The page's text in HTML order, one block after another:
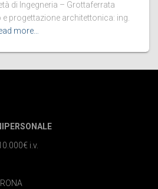
di Ingegneria – Grottaferrata
progettazione architettonica: ing.
more…
i.v.